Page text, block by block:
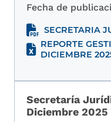
Fecha de
SECRETARIA
REPORTE
DICIEMBRE
Secretaría
Diciembre 2025